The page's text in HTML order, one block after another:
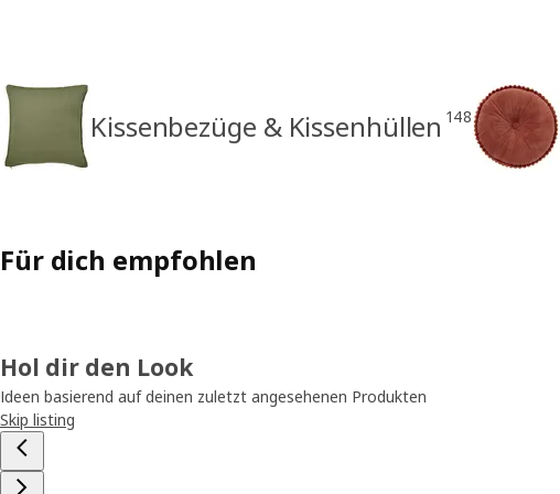
Kissenbezüge & Kissenhüllen 148
Für dich empfohlen
Hol dir den Look
Ideen basierend auf deinen zuletzt angesehenen Produkten
Skip listing